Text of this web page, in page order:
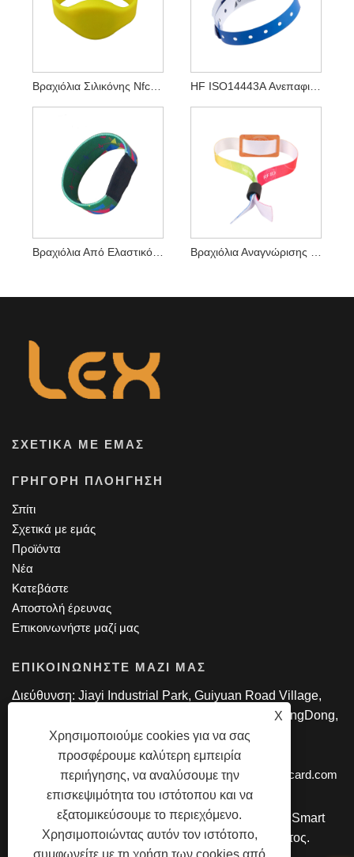
Βραχιόλια Σιλικόνης Nfc Ζώνες Βραχιολίου Rfid Για Πληρωμή Χωρίς Μετρητά Nfc
Βραχιόλια Από Ελαστικό Ύφασμα NFC Προσαρμοσμένα RFID Υφασμένα Βραχιόλια NFC
X
Χρησιμοποιούμε cookies για να σας
προσφέρουμε καλύτερη εμπειρία
περιήγησης, να αναλύσουμε την
επισκεψιμότητα του ιστότοπου και να
εξατομικεύσουμε το περιεχόμενο.
Χρησιμοποιώντας αυτόν τον ιστότοπο,
συμφωνείτε με τη χρήση των cookies από
ΣΧΕΤΙΚΆ ΜΕ ΕΜΆΣ
ΓΡΉΓΟΡΗ ΠΛΟΉΓΗΣΗ
Σπίτι
Σχετικά με εμάς
Προϊόντα
Νέα
Κατεβάστε
Αποστολή έρευνας
Επικοινωνήστε μαζί μας
ΕΠΙΚΟΙΝΩΝΉΣΤΕ ΜΑΖΊ ΜΑΣ
Διεύθυνση: Jiayi Industrial Park, Guiyuan Road Village,
Guanlan Town, Longhua District, Shen Zhen, GuangDong,
Τηλ: +86-18818695085
ΗΛΕΚΤΡΟΝΙΚΗ ΔΙΕΥΘΥΝΣΗ:manager@lexsmartcard.com
Πνευματικά δικαιώματα © 2022 Shenzhen Lex Smart
Co.,Ltd. Με την επιφύλαξη παντός δικαιώματος.